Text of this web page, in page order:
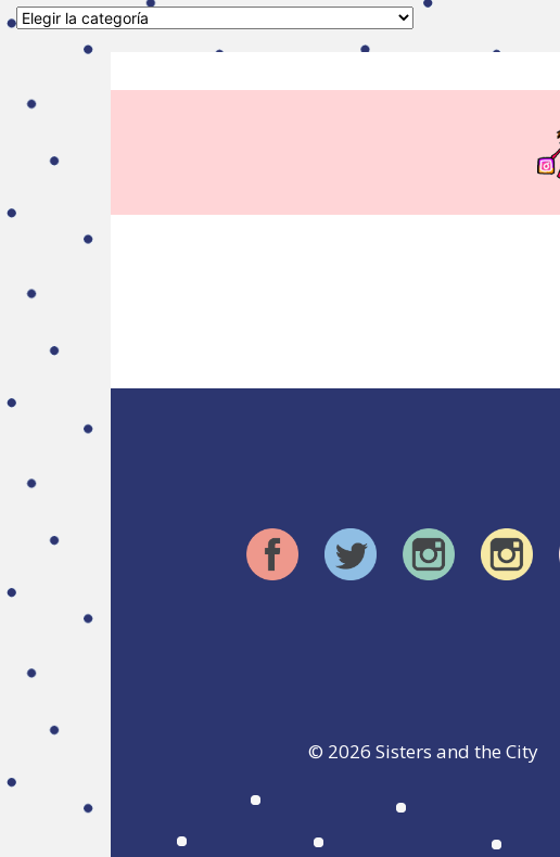
Categorías
© 2026 Sisters and the City